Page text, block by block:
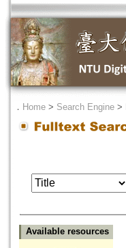
． Home > Search Engine >
Available resources